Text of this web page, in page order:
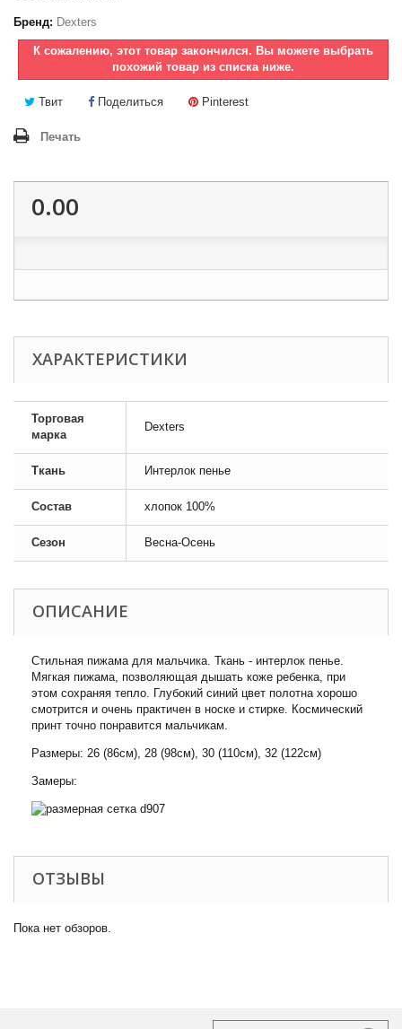
Бренд: Dexters
К сожалению, этот товар закончился. Вы можете выбрать
похожий товар из списка ниже.
Твит Поделиться Pinterest
Печать
0.00
ХАРАКТЕРИСТИКИ
Торговая
марка
Dexters
Ткань Интерлок пенье
Состав хлопок 100%
Сезон Весна-Осень
ОПИСАНИЕ
Стильная пижама для мальчика. Ткань - интерлок пенье.
Мягкая пижама, позволяющая дышать коже ребенка, при
этом сохраняя тепло. Глубокий синий цвет полотна хорошо
смотрится и очень практичен в носке и стирке. Космический
принт точно понравится мальчикам.
Размеры: 26 (86см), 28 (98см), 30 (110см), 32 (122см)
Замеры:
ОТЗЫВЫ
Пока нет обзоров.